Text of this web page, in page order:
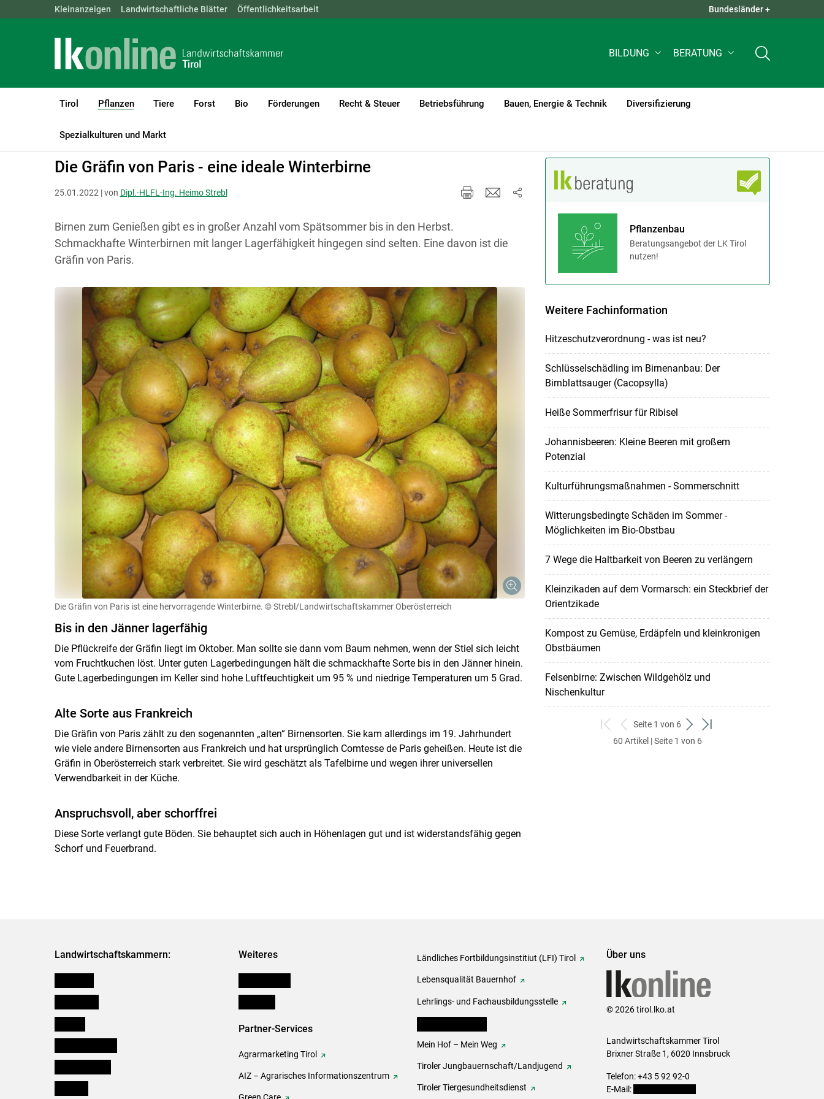
Skip to main content
Landwirtschaftskammern: ÖSTERREICH BGLD KTN NÖ OÖ QUICK LINKS +
Kleinanzeigen Landwirtschaftliche Blätter Öffentlichkeitsarbeit Bundesländer +
BILDUNG BERATUNG
Tirol Pflanzen
(current)1
Tiere Forst Bio Förderungen Recht & Steuer Betriebsführung Bauen, Energie & Technik Diversifizierung
Spezialkulturen und Markt
LK Tirol Pflanzen Obstbau
Die Gräfin von Paris - eine ideale Winterbirne
25.01.2022 | von Dipl.-HLFL-Ing. Heimo Strebl
Birnen zum Genießen gibt es in großer Anzahl vom Spätsommer bis in den Herbst.
Schmackhafte Winterbirnen mit langer Lagerfähigkeit hingegen sind selten. Eine davon ist die
Gräfin von Paris.
Die Gräfin von Paris ist eine hervorragende Winterbirne. © Strebl/Landwirtschaftskammer Oberösterreich
Bis in den Jänner lagerfähig
Die Pflückreife der Gräfin liegt im Oktober. Man sollte sie dann vom Baum nehmen, wenn der Stiel sich leicht
vom Fruchtkuchen löst. Unter guten Lagerbedingungen hält die schmackhafte Sorte bis in den Jänner hinein.
Gute Lagerbedingungen im Keller sind hohe Luftfeuchtigkeit um 95 % und niedrige Temperaturen um 5 Grad.
Alte Sorte aus Frankreich
Die Gräfin von Paris zählt zu den sogenannten „alten“ Birnensorten. Sie kam allerdings im 19. Jahrhundert
wie viele andere Birnensorten aus Frankreich und hat ursprünglich Comtesse de Paris geheißen. Heute ist die
Gräfin in Oberösterreich stark verbreitet. Sie wird geschätzt als Tafelbirne und wegen ihrer universellen
Verwendbarkeit in der Küche.
Anspruchsvoll, aber schorffrei
Diese Sorte verlangt gute Böden. Sie behauptet sich auch in Höhenlagen gut und ist widerstandsfähig gegen
Schorf und Feuerbrand.
Pflanzenbau
Beratungsangebot der LK Tirol
nutzen!
Weitere Fachinformation
Hitzeschutzverordnung - was ist neu?
Schlüsselschädling im Birnenanbau: Der
Birnblattsauger (Cacopsylla)
Heiße Sommerfrisur für Ribisel
Johannisbeeren: Kleine Beeren mit großem
Potenzial
Kulturführungsmaßnahmen - Sommerschnitt
Witterungsbedingte Schäden im Sommer -
Möglichkeiten im Bio-Obstbau
7 Wege die Haltbarkeit von Beeren zu verlängern
Kleinzikaden auf dem Vormarsch: ein Steckbrief der
Orientzikade
Kompost zu Gemüse, Erdäpfeln und kleinkronigen
Obstbäumen
Felsenbirne: Zwischen Wildgehölz und
Nischenkultur
zum
ersten
zurück
zum
Seite 1 von 6
weiter
zum
zum
60 Artikel | Seite 1 von 6
Landwirtschaftskammern: Weiteres
Partner-Services
Agrarmarketing Tirol
AIZ – Agrarisches Informationszentrum
Ländliches Fortbildungsinstitiut (LFI) Tirol
Lebensqualität Bauernhof
Lehrlings- und Fachausbildungsstelle
Mein Hof – Mein Weg
Tiroler Jungbauernschaft/Landjugend
Tiroler Tiergesundheitsdienst
Über uns
© 2026 tirol.lko.at
Landwirtschaftskammer Tirol
Brixner Straße 1, 6020 Innsbruck
Telefon: +43 5 92 92-0
E-Mail: